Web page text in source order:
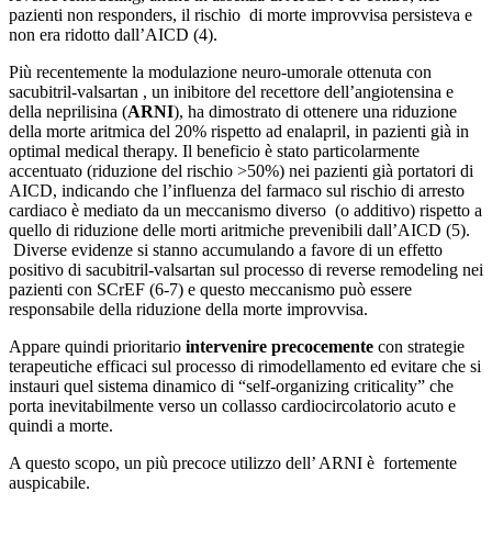
pazienti non responders, il rischio di morte improvvisa persisteva e
non era ridotto dall’AICD (4).
Più recentemente la modulazione neuro-umorale ottenuta con
sacubitril-valsartan , un inibitore del recettore dell’angiotensina e
della neprilisina (ARNI), ha dimostrato di ottenere una riduzione
della morte aritmica del 20% rispetto ad enalapril, in pazienti già in
optimal medical therapy. Il beneficio è stato particolarmente
accentuato (riduzione del rischio >50%) nei pazienti già portatori di
AICD, indicando che l’influenza del farmaco sul rischio di arresto
cardiaco è mediato da un meccanismo diverso (o additivo) rispetto a
quello di riduzione delle morti aritmiche prevenibili dall’AICD (5).
Diverse evidenze si stanno accumulando a favore di un effetto
positivo di sacubitril-valsartan sul processo di reverse remodeling nei
pazienti con SCrEF (6-7) e questo meccanismo può essere
responsabile della riduzione della morte improvvisa.
Appare quindi prioritario intervenire precocemente con strategie
terapeutiche efficaci sul processo di rimodellamento ed evitare che si
instauri quel sistema dinamico di “self-organizing criticality” che
porta inevitabilmente verso un collasso cardiocircolatorio acuto e
quindi a morte.
A questo scopo, un più precoce utilizzo dell’ ARNI è fortemente
auspicabile.